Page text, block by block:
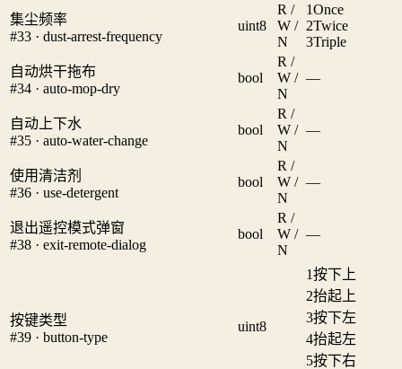
集尘频率
#33 · dust-arrest-frequency
uint8
R /
W /
N
1Once
2Twice
3Triple
自动烘干拖布
#34 · auto-mop-dry
bool
R /
W /
N
—
自动上下水
#35 · auto-water-change
bool
R /
W /
N
—
使用清洁剂
#36 · use-detergent
bool
R /
W /
N
—
退出遥控模式弹窗
#38 · exit-remote-dialog
bool
R /
W /
N
—
按键类型
#39 · button-type
uint8
1按下上
2抬起上
3按下左
4抬起左
5按下右